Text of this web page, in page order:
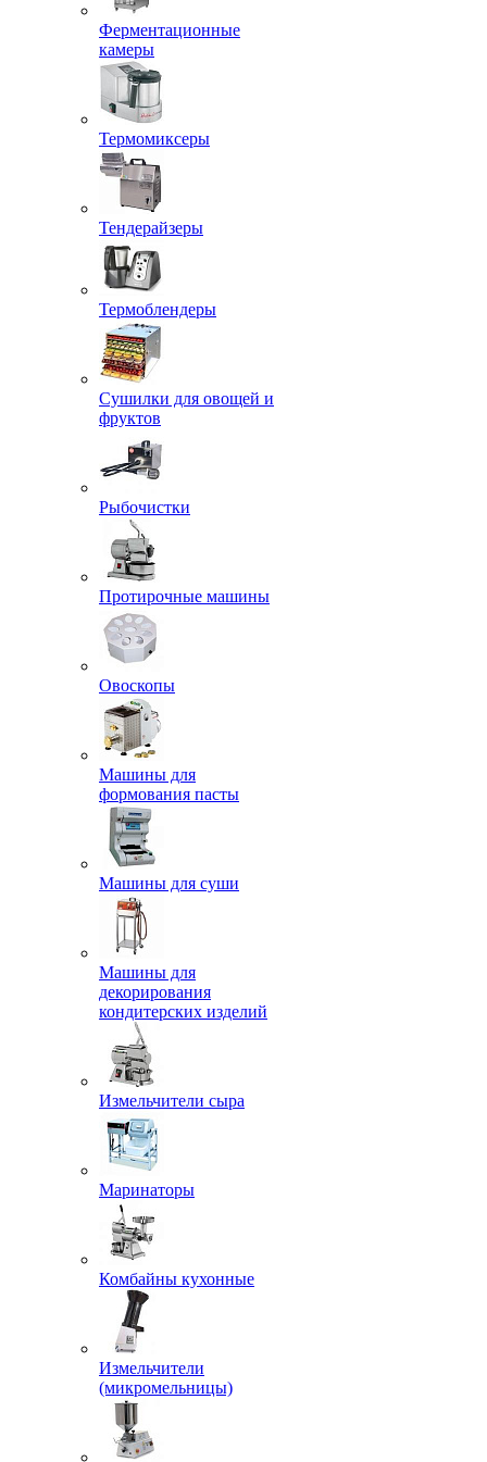
Ферментационные
камеры
Термомиксеры
Тендерайзеры
Термоблендеры
Сушилки для овощей и
фруктов
Рыбочистки
Протирочные машины
Овоскопы
Машины для
формования пасты
Машины для суши
Машины для
декорирования
кондитерских изделий
Измельчители сыра
Маринаторы
Комбайны кухонные
Измельчители
(микромельницы)